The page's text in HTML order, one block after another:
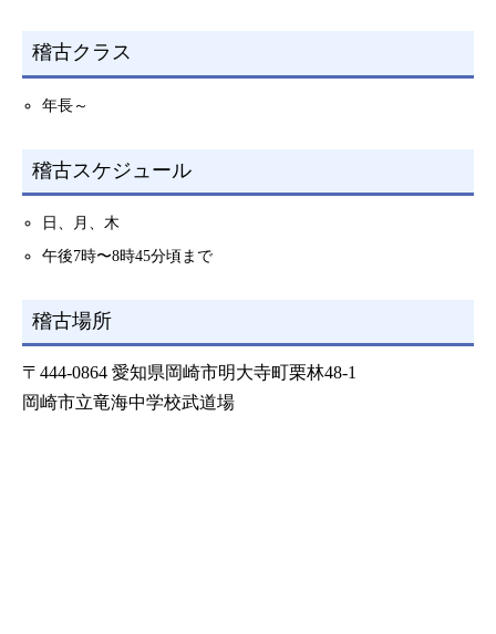
稽古クラス
年長～
稽古スケジュール
日、月、木
午後7時〜8時45分頃まで
稽古場所
〒444-0864 愛知県岡崎市明大寺町栗林48-1
岡崎市立竜海中学校武道場